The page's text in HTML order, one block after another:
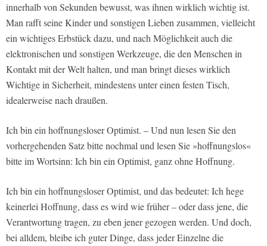
innerhalb von Sekunden bewusst, was ihnen wirklich wichtig ist.
Man rafft seine Kinder und sonstigen Lieben zusammen, vielleicht
ein wichtiges Erbstück dazu, und nach Möglichkeit auch die
elektronischen und sonstigen Werkzeuge, die den Menschen in
Kontakt mit der Welt halten, und man bringt dieses wirklich
Wichtige in Sicherheit, mindestens unter einen festen Tisch,
idealerweise nach draußen.
Ich bin ein hoffnungsloser Optimist. – Und nun lesen Sie den
vorhergehenden Satz bitte nochmal und lesen Sie »hoffnungslos«
bitte im Wortsinn: Ich bin ein Optimist, ganz ohne Hoffnung.
Ich bin ein hoffnungsloser Optimist, und das bedeutet: Ich hege
keinerlei Hoffnung, dass es wird wie früher – oder dass jene, die
Verantwortung tragen, zu eben jener gezogen werden. Und doch,
bei alldem, bleibe ich guter Dinge, dass jeder Einzelne die